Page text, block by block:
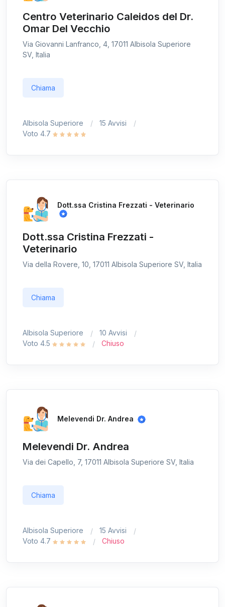
Centro Veterinario Caleidos del Dr.
Omar Del Vecchio
Via Giovanni Lanfranco, 4, 17011 Albisola Superiore
SV, Italia
Chiama
Albisola Superiore
15 Avvisi
Voto 4.7
Dott.ssa Cristina Frezzati - Veterinario
Dott.ssa Cristina Frezzati -
Veterinario
Via della Rovere, 10, 17011 Albisola Superiore SV, Italia
Chiama
Albisola Superiore
10 Avvisi
Voto 4.5
Chiuso
Melevendi Dr. Andrea
Melevendi Dr. Andrea
Via dei Capello, 7, 17011 Albisola Superiore SV, Italia
Chiama
Albisola Superiore
15 Avvisi
Voto 4.7
Chiuso